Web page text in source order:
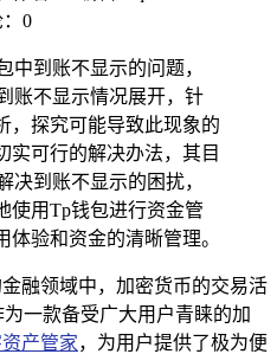
0
中到账不显示的问题，
账不显示情况展开，针
，探究可能导致此现象的
实可行的解决办法，其目
决到账不显示的困扰，
使用Tp钱包进行资金管
体验和资金的清晰管理。
融领域中，加密货币的交易活
一款备受广大用户青睐的加
产管家，为用户提供了极为便